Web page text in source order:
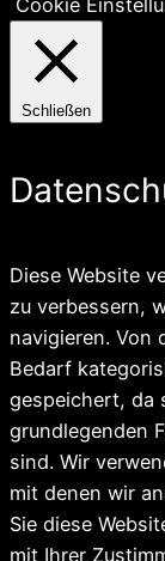
Schließen
Diese Website
zu verbessern,
navigieren. Von
Bedarf
gespeichert, da
grundlegenden
sind. Wir
mit denen wir
Sie diese
mit Ihrer